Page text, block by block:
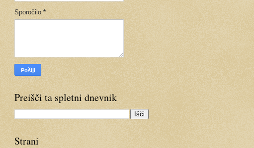
Sporočilo *
Preišči ta spletni dnevnik
Strani